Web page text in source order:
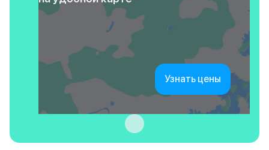
Узнать цены